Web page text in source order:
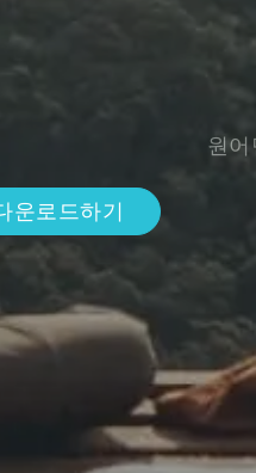
원
운로드하기